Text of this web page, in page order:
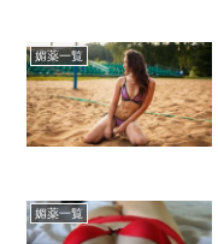
媚薬一覧
媚薬一覧